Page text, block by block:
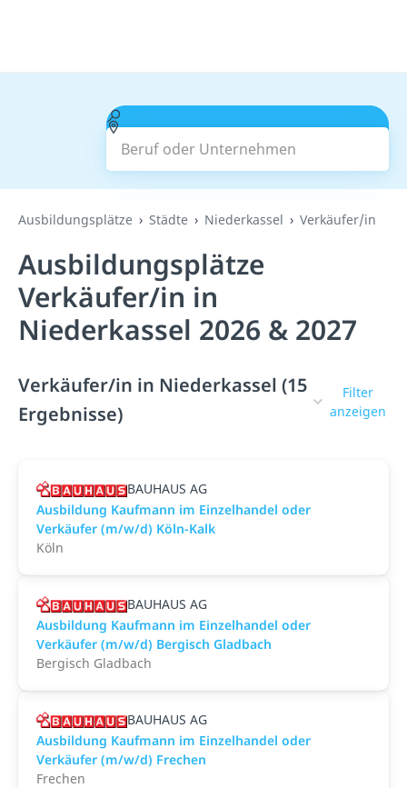
Beruf oder Unternehmen
Suchen
Ausbildungsplätze Städte Niederkassel Verkäufer/in
Ausbildungsplätze
Verkäufer/in in
Niederkassel 2026 & 2027
Verkäufer/in in Niederkassel (15
Ergebnisse)
Filter
anzeigen
BAUHAUS AG
Ausbildung Kaufmann im Einzelhandel oder
Verkäufer (m/w/d) Köln-Kalk
Köln
BAUHAUS AG
Ausbildung Kaufmann im Einzelhandel oder
Verkäufer (m/w/d) Bergisch Gladbach
Bergisch Gladbach
BAUHAUS AG
Ausbildung Kaufmann im Einzelhandel oder
Verkäufer (m/w/d) Frechen
Frechen